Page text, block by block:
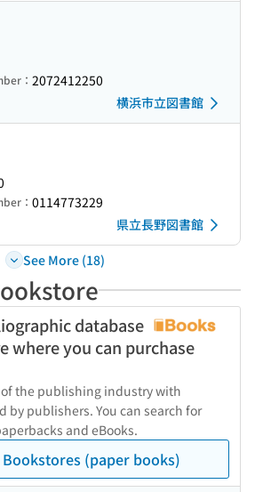
： 2072412250
横浜市立図書館
： 0114773229
県立長野図書館
See More (18)
database
where you can purchase
of the publishing industry with
by publishers. You can search for
and eBooks.
Bookstores (paper books)